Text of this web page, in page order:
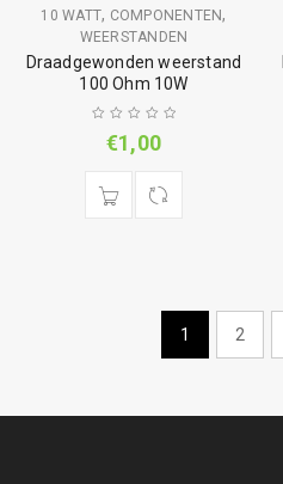
10 WATT, COMPONENTEN,
WEERSTANDEN
Draadgewonden weerstand
100 Ohm 10W
€1,00
1 2